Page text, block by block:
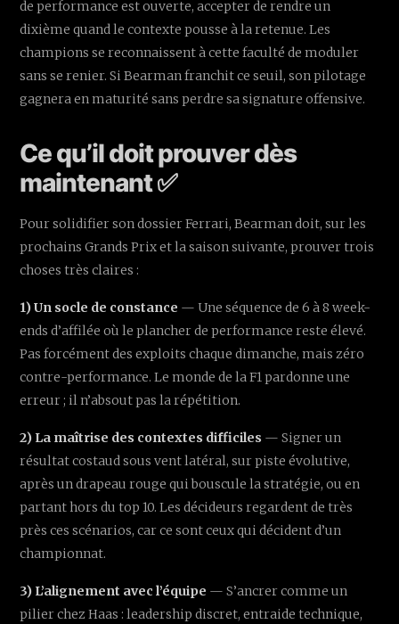
de performance est ouverte, accepter de rendre un
dixième quand le contexte pousse à la retenue. Les
champions se reconnaissent à cette faculté de moduler
sans se renier. Si Bearman franchit ce seuil, son pilotage
gagnera en maturité sans perdre sa signature offensive.
Ce qu’il doit prouver dès
maintenant ✅
Pour solidifier son dossier Ferrari, Bearman doit, sur les
prochains Grands Prix et la saison suivante, prouver trois
choses très claires :
1) Un socle de constance — Une séquence de 6 à 8 week-
ends d’affilée où le plancher de performance reste élevé.
Pas forcément des exploits chaque dimanche, mais zéro
contre-performance. Le monde de la F1 pardonne une
erreur ; il n’absout pas la répétition.
2) La maîtrise des contextes difficiles — Signer un
résultat costaud sous vent latéral, sur piste évolutive,
après un drapeau rouge qui bouscule la stratégie, ou en
partant hors du top 10. Les décideurs regardent de très
près ces scénarios, car ce sont ceux qui décident d’un
championnat.
3) L’alignement avec l’équipe — S’ancrer comme un
pilier chez Haas : leadership discret, entraide technique,